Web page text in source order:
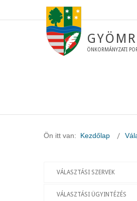
ÖNKORMÁNYZATI
Ön itt van: Kezdőlap
VÁLASZTÁSI SZERVEK
VÁLASZTÁSI ÜGYINTÉZÉS